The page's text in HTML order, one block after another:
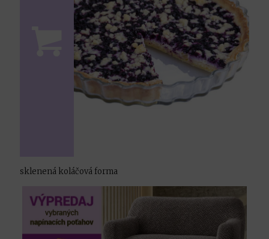
sklenená koláčová forma